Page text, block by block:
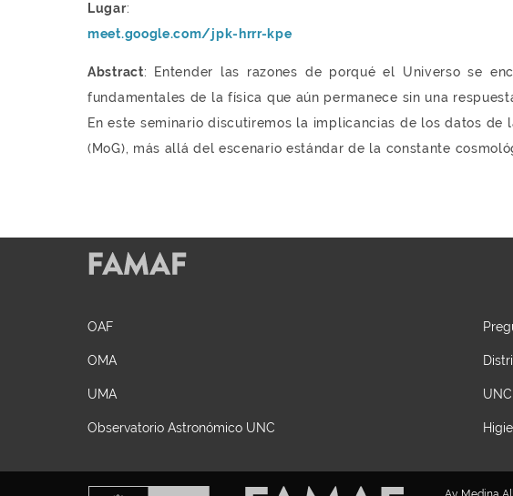
Lugar:
meet.google.com/jpk-hrrr-kpe
Abstract: Entender las razones de porqué el Universo se
fundamentales de la física que aún permanece sin una
En este seminario discutiremos la implicancias de los datos
(MoG), más allá del escenario estándar de la constante
OAF
OMA
UMA
Observatorio Astronómico UNC
UNC